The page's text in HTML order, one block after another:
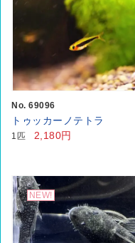
No. 69096
トゥッカーノテトラ
1匹 2,180円
NEW!